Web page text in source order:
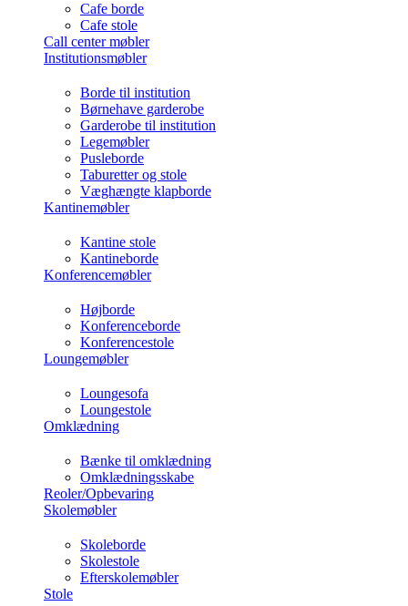
Cafe borde
Cafe stole
Call center møbler
Institutionsmøbler
Borde til institution
Børnehave garderobe
Garderobe til institution
Legemøbler
Pusleborde
Taburetter og stole
Væghængte klapborde
Kantinemøbler
Kantine stole
Kantineborde
Konferencemøbler
Højborde
Konferenceborde
Konferencestole
Loungemøbler
Loungesofa
Loungestole
Omklædning
Bænke til omklædning
Omklædningsskabe
Reoler/Opbevaring
Skolemøbler
Skoleborde
Skolestole
Efterskolemøbler
Stole